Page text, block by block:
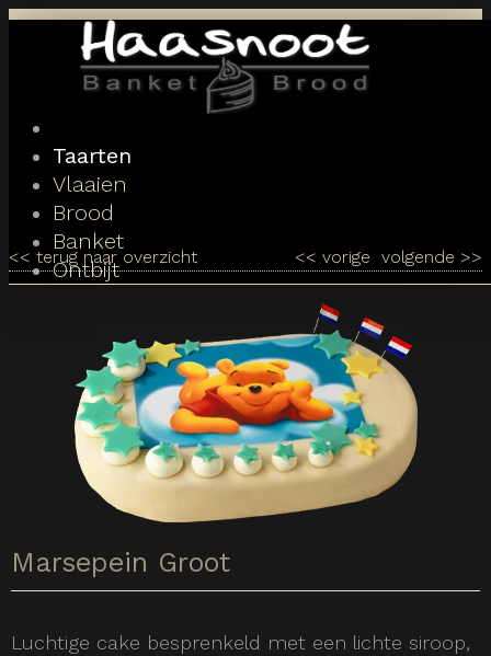
Toggle
navigation
Taarten
Vlaaien
Brood
Banket
Ontbijt
<< terug naar overzicht volgende >>
<< vorige
Marsepein Groot
Luchtige cake besprenkeld met een lichte siroop,